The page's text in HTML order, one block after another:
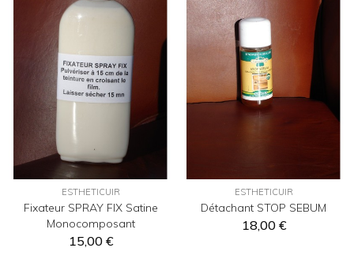
ESTHETICUIR
Fixateur SPRAY FIX Satine
Monocomposant
15,00 €
ESTHETICUIR
Détachant STOP SEBUM
18,00 €